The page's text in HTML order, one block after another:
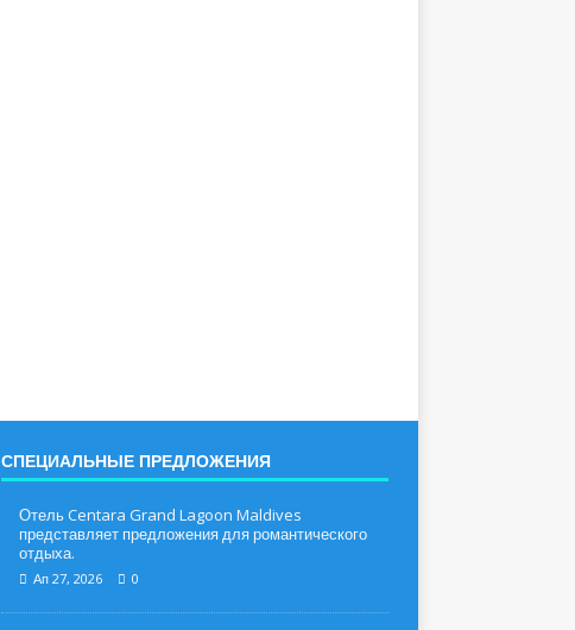
СПЕЦИАЛЬНЫЕ ПРЕДЛОЖЕНИЯ
Отель Centara Grand Lagoon Maldives
представляет предложения для романтического
отдыха.
Ап 27, 2026 0